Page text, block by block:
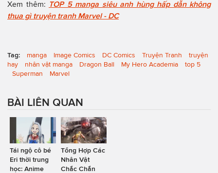
Xem thêm: TOP 5 manga siêu anh hùng hấp dẫn không
thua gì truyện tranh Marvel - DC
Tag: manga Image Comics DC Comics Truyện Tranh
truyện
hay
nhân vật manga Dragon Ball My Hero Academia
top 5
Superman
Marvel
BÀI LIÊN QUAN
Tái ngộ cô bé
Eri thời trung
học: Anime
Tổng Hợp Các
Nhân Vật
Chắc Chắn